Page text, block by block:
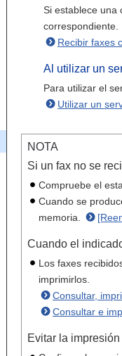
Si establece una
correspondiente.
Recibir faxes
Al utilizar un
Para utilizar el
Utilizar un
NOTA
Si un fax no se
Compruebe el
Cuando se
memoria.
Cuando el
Los faxes
imprimirlos.
Consultar,
Consultar e
Evitar la